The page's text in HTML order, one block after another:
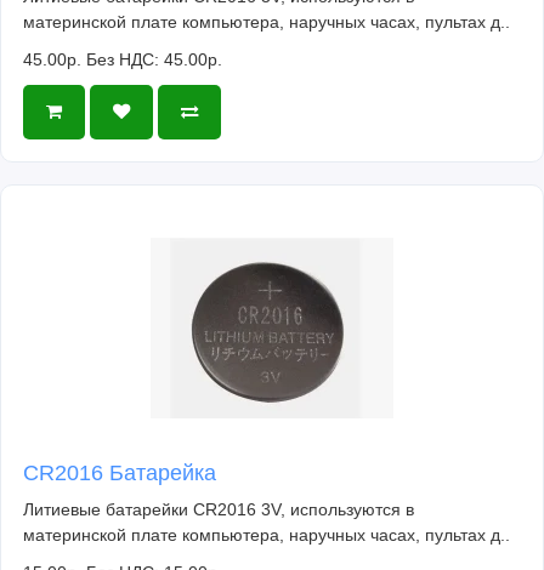
материнской плате компьютера, наручных часах, пультах д..
45.00р. Без НДС: 45.00р.
CR2016 Батарейка
Литиевые батарейки CR2016 3V, используются в
материнской плате компьютера, наручных часах, пультах д..